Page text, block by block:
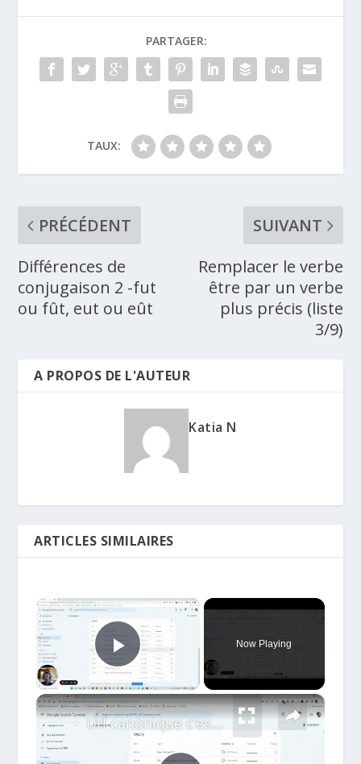
PARTAGER:
TAUX:
PRÉCÉDENT
Différences de
conjugaison 2 -fut
ou fût, eut ou eût
SUIVANT
Remplacer le verbe
être par un verbe
plus précis (liste
3/9)
A PROPOS DE L'AUTEUR
Katia N
ARTICLES SIMILAIRES
×
Play Video
Now Playing
×
Url canonique c'est quoi - Comment les vérifier avec la Google Search Console